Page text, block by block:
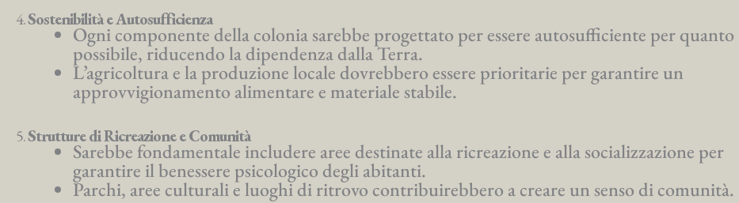
4.Sostenibilità e Autosufficienza
Ogni componente della colonia sarebbe progettato per essere autosufficiente per quanto
possibile, riducendo la dipendenza dalla Terra.
L’agricoltura e la produzione locale dovrebbero essere prioritarie per garantire un
approvvigionamento alimentare e materiale stabile.
5.Strutture di Ricreazione e Comunità
Sarebbe fondamentale includere aree destinate alla ricreazione e alla socializzazione per
garantire il benessere psicologico degli abitanti.
Parchi, aree culturali e luoghi di ritrovo contribuirebbero a creare un senso di comunità.